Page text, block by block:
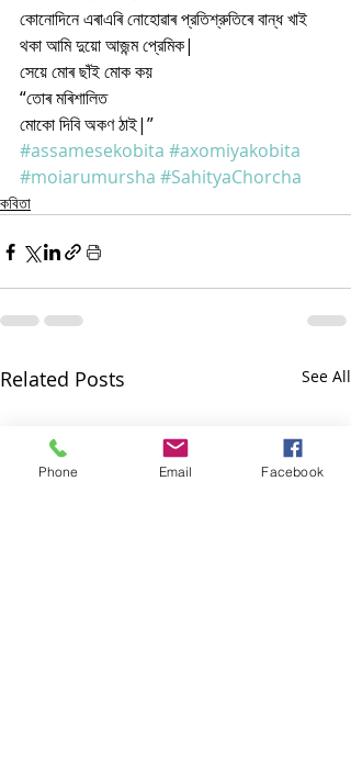
কোনোদিনে এৰাএৰি নোহোৱাৰ প্রতিশ্রুতিৰে বান্ধ খাই
থকা আমি দুয়ো আজন্ম প্রেমিক|
সেয়ে মোৰ ছাঁই মোক কয়
“তোৰ মৰিশালিত
মোকো দিবি অকণ ঠাই|”
#assamesekobita #axomiyakobita
#moiarumursha #SahityaChorcha
কবিতা
Related Posts See All
Phone Email Facebook